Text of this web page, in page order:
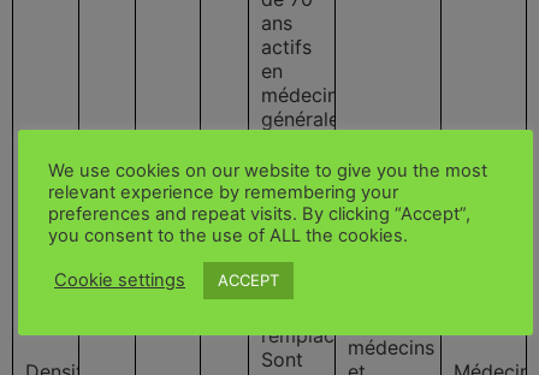
ans
actifs
en
médecine
générale
et
remplaçants
comptabilisés
sur la
commune
du
remplacé
Sont
généralistes
actifs au
1er
médecins
We use cookies on our website to give you the most
relevant experience by remembering your
preferences and repeat visits. By clicking “Accept”,
you consent to the use of ALL the cookies.
Cookie settings ACCEPT